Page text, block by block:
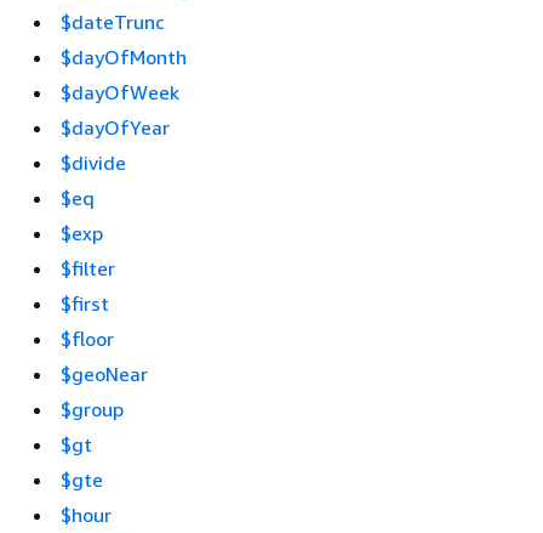
$dateTrunc
$dayOfMonth
$dayOfWeek
$dayOfYear
$divide
$eq
$exp
$filter
$first
$floor
$geoNear
$group
$gt
$gte
$hour